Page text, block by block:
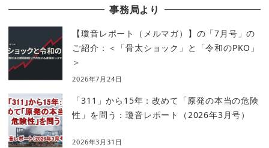
事務局より
【瓊音レポート（メルマガ）】の「7月号」の
ご紹介：＜「骨太ショック」と「令和のPKO」
＞
2026年7月24日
「311」から15年：改めて「原発の本当の危険
性」を問う：瓊音レポート（2026年3月号）
2026年3月31日